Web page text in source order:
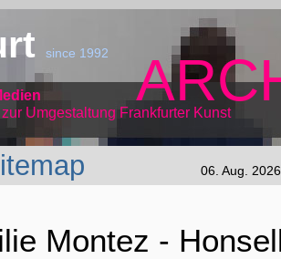
since 1992
zur Umgestaltung Frankfurter Kunst
06. Aug.
Montez -